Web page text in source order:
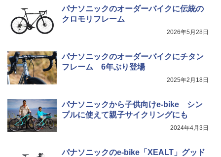
パナソニックのオーダーバイクに伝統の
クロモリフレーム
2026年5月28日
パナソニックのオーダーバイクにチタン
フレーム 6年ぶり登場
2025年2月18日
パナソニックから子供向けe-bike シン
プルに使えて親子サイクリングにも
2024年4月3日
パナソニックのe-bike「XEALT」グッド